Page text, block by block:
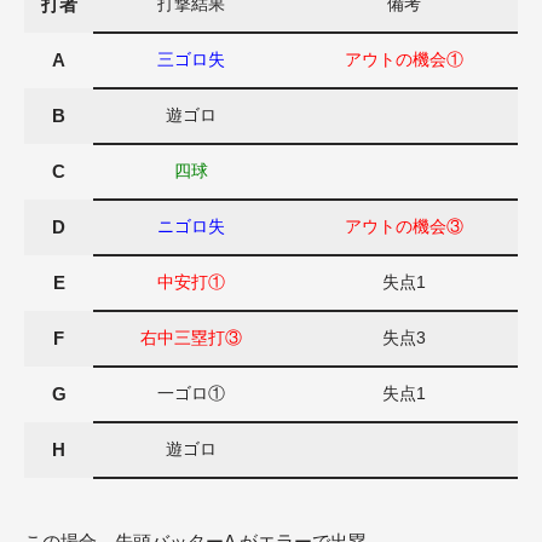
打者 打撃結果 備考
A 三ゴロ失 アウトの機会①
B 遊ゴロ
C 四球
D ニゴロ失 アウトの機会③
E 中安打① 失点1
F 右中三塁打③ 失点3
G 一ゴロ① 失点1
H 遊ゴロ